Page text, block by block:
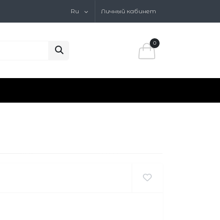
Ru Личный кабинет
0